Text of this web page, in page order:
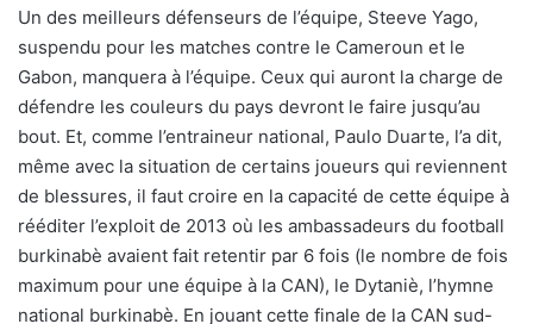
Un des meilleurs défenseurs de l’équipe, Steeve Yago,
suspendu pour les matches contre le Cameroun et le
Gabon, manquera à l’équipe. Ceux qui auront la charge de
défendre les couleurs du pays devront le faire jusqu’au
bout. Et, comme l’entraineur national, Paulo Duarte, l’a dit,
même avec la situation de certains joueurs qui reviennent
de blessures, il faut croire en la capacité de cette équipe à
rééditer l’exploit de 2013 où les ambassadeurs du football
burkinabè avaient fait retentir par 6 fois (le nombre de fois
maximum pour une équipe à la CAN), le Dytaniè, l’hymne
national burkinabè. En jouant cette finale de la CAN sud-